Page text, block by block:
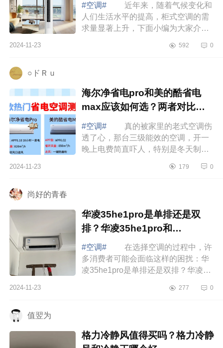
#空调#
近年来，随着气候变化和
人们生活水平的提高，柜式空调的需
求量显著上升，下面小编为大家介绍
柜机和海尔柜机哪个效果好些 柜
2024-11-23 592 0
○ドＲｕ
海尔净省电pro和美的酷省电
max应该如何选？两者对比哪
款好
#空调#
真的被家里的老式空调伤
透了心，那台三级能效的空调，开一
晚上电费简直吓人，特别是冬天制热
有了被这老式空调“背刺”的经历，我...
2024-11-23 179 0
尚好的青春
华凌35he1pro是单排还是双
排？华凌35he1pro和
n8he1pro区别
#空调#
在选择空调的过程中，许
多消费者可能会面临这样的困扰：华
凌35he1pro是单排还是双排？华凌
35he1pro和n8he1pro区别 华凌
2024-11-23 277 0
值翌为
格力冷静风值得买吗？格力冷静